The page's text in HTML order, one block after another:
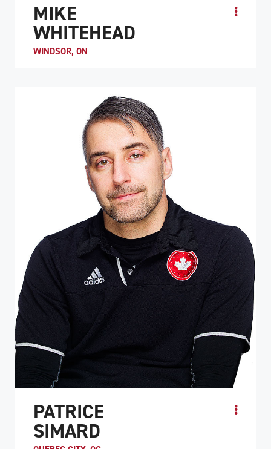
MIKE
WHITEHEAD
WINDSOR, ON
ball, le volley-ball, le hockey, le ...
PROFIL DE L'ATHLÈTE
PATRICE
SIMARD